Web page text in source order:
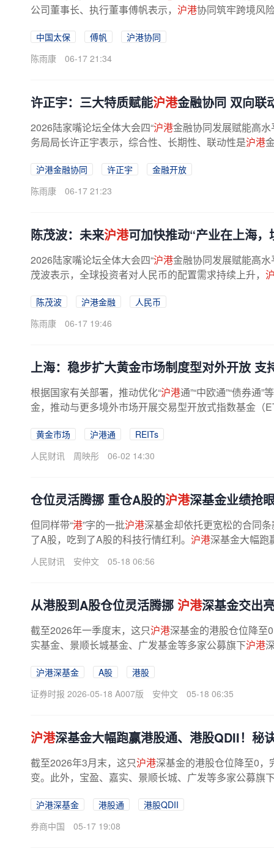
公司董事长、执行董事傅帆表示， 沪港协同筑牢跨境风
中国太保 傅帆
沪港协同
陈雨康
06-17 21:34
许正宇：三大特质赋能沪港金融协同 双向联
2026陆家嘴论坛全体大会四“沪港金融协同发展赋能高
务局局长许正宇表示，综合性、长期性、联动性是沪港
沪港金融协同 许正宇
金融开放
陈雨康
06-17 21:23
陈茂波：未来沪港可加快推动“产业在上海
2026陆家嘴论坛全体大会四“沪港金融协同发展赋能高
茂波表示，全球投资者对人民币的配置需求持续上升，
陈茂波 沪港金融
人民币
陈雨康
06-17 19:46
上海：稳步扩大黄金市场制度型对外开放 支
根据国家有关部署，推动优化“沪港通”“中欧通”“债券通
金，推动与更多境外市场开展交易型开放式指数基金（
黄金市场 沪港通
REITs
人民财讯
周映彤 06-02 14:30
仓位灵活腾挪 重仓A股的沪港深基金业绩抢
但同样带“港”字的一批沪港深基金却依托更宽松的合同
了A股，吃到了A股的科技行情红利。 沪港深基金大幅跑
人民财讯 安仲文 05-18 06:56
从港股到A股仓位灵活腾挪 沪港深基金交出
截至2026年一季度末，这只沪港深基金的港股仓位降至
实基金、景顺长城基金、广发基金等多家公募旗下沪港
沪港深基金 A股
港股
证券时报 2026-05-18 A007版
安仲文 05-18 06:35
沪港深基金大幅跑赢港股通、港股QDII！秘
截至2026年3月末，这只沪港深基金的港股仓位降至0，
变。此外，宝盈、嘉实、景顺长城、广发等多家公募旗
沪港深基金 港股通
港股QDII
券商中国
05-17 19:08